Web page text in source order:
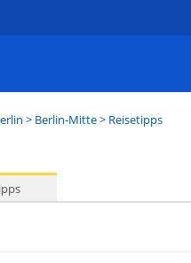
> Berlin-Mitte> Reisetipps